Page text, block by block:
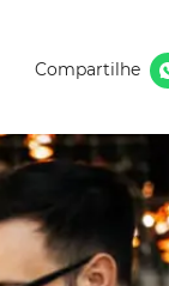
Compartilhe